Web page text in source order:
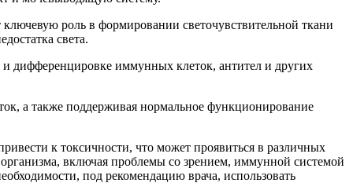
роль в формировании светочувствительной ткани
света.
дифференцировке иммунных клеток, антител и других
а также поддерживая нормальное функционирование
к токсичности, что может проявиться в различных
включая проблемы со зрением, иммунной системой
под рекомендацию врача, использовать